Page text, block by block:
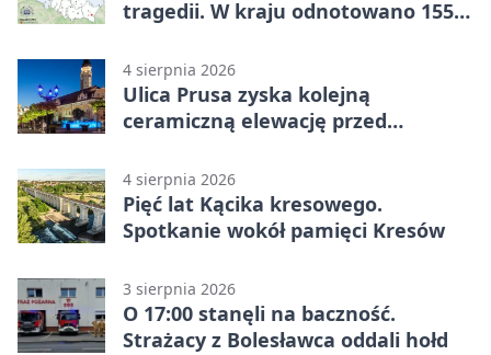
tragedii. W kraju odnotowano 155
4 sierpnia 2026
Ulica Prusa zyska kolejną
ceramiczną elewację przed
4 sierpnia 2026
Pięć lat Kącika kresowego.
Spotkanie wokół pamięci Kresów
3 sierpnia 2026
O 17:00 stanęli na baczność.
Strażacy z Bolesławca oddali hołd